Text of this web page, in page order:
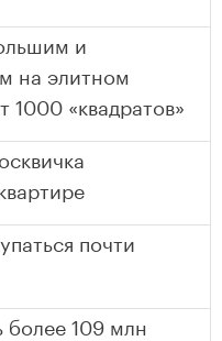
и
на элитном
«квадратов»
почти
более 109 млн